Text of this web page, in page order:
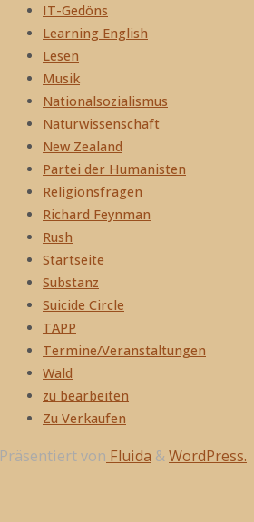
IT-Gedöns
Learning English
Lesen
Musik
Nationalsozialismus
Naturwissenschaft
New Zealand
Partei der Humanisten
Religionsfragen
Richard Feynman
Rush
Startseite
Substanz
Suicide Circle
TAPP
Termine/Veranstaltungen
Wald
zu bearbeiten
Zu Verkaufen
Präsentiert von Fluida &WordPress.